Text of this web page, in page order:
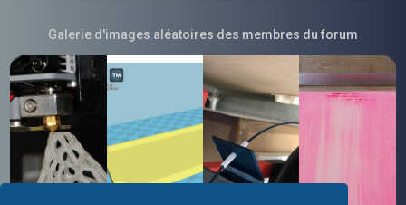
Galerie d'images aléatoires des membres du forum